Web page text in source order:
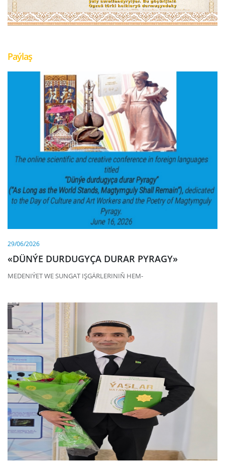
Paýlaş
29/06/2026
«DÜNÝE DURDUGYÇA DURAR PYRAGY»
MEDENIÝET WE SUNGAT IŞGÄRLERINIŇ HEM-